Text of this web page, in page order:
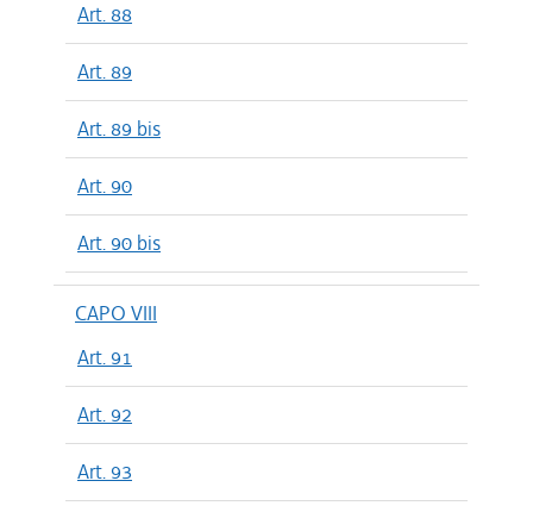
Art. 88
Art. 89
Art. 89 bis
Art. 90
Art. 90 bis
CAPO VIII
Art. 91
Art. 92
Art. 93